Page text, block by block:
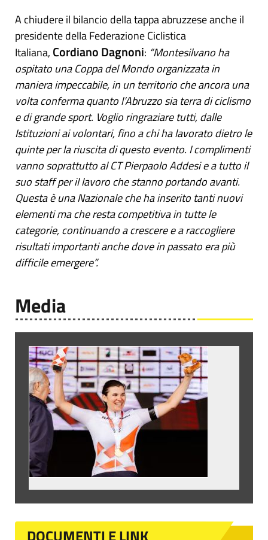
A chiudere il bilancio della tappa abruzzese anche il
presidente della Federazione Ciclistica
Italiana, Cordiano Dagnoni: “Montesilvano ha
ospitato una Coppa del Mondo organizzata in
maniera impeccabile, in un territorio che ancora una
volta conferma quanto l’Abruzzo sia terra di ciclismo
e di grande sport. Voglio ringraziare tutti, dalle
Istituzioni ai volontari, fino a chi ha lavorato dietro le
quinte per la riuscita di questo evento. I complimenti
vanno soprattutto al CT Pierpaolo Addesi e a tutto il
suo staff per il lavoro che stanno portando avanti.
Questa è una Nazionale che ha inserito tanti nuovi
elementi ma che resta competitiva in tutte le
categorie, continuando a crescere e a raccogliere
risultati importanti anche dove in passato era più
difficile emergere”.
Media
DOCUMENTI E LINK